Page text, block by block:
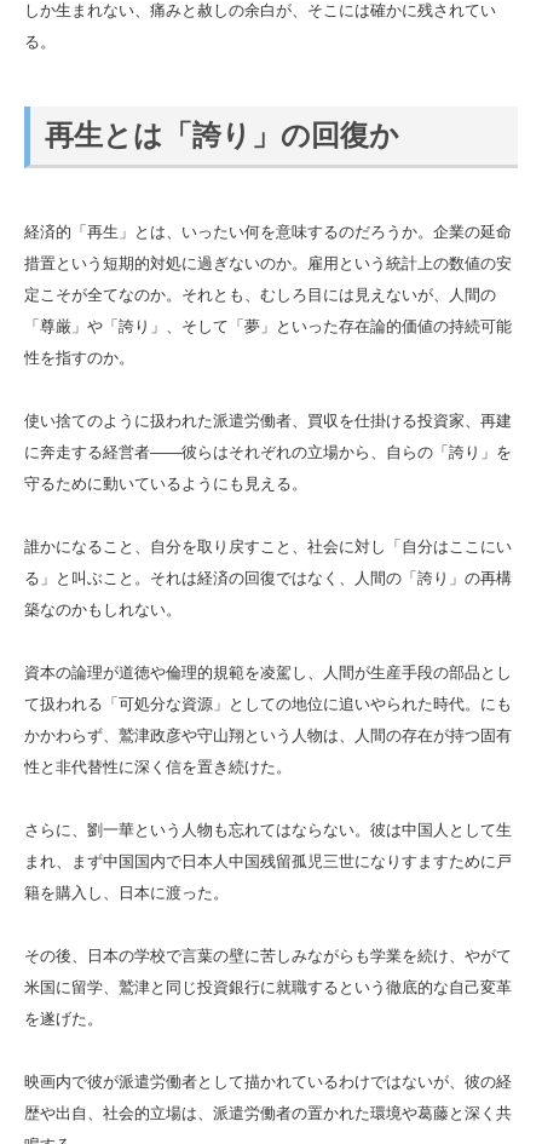
しか生まれない、痛みと赦しの余白が、そこには確かに残されてい
る。
再生とは「誇り」の回復か
経済的「再生」とは、いったい何を意味するのだろうか。企業の延命
措置という短期的対処に過ぎないのか。雇用という統計上の数値の安
定こそが全てなのか。それとも、むしろ目には見えないが、人間の
「尊厳」や「誇り」、そして「夢」といった存在論的価値の持続可能
性を指すのか。
使い捨てのように扱われた派遣労働者、買収を仕掛ける投資家、再建
に奔走する経営者――彼らはそれぞれの立場から、自らの「誇り」を
守るために動いているようにも見える。
誰かになること、自分を取り戻すこと、社会に対し「自分はここにい
る」と叫ぶこと。それは経済の回復ではなく、人間の「誇り」の再構
築なのかもしれない。
資本の論理が道徳や倫理的規範を凌駕し、人間が生産手段の部品とし
て扱われる「可処分な資源」としての地位に追いやられた時代。にも
かかわらず、鷲津政彦や守山翔という人物は、人間の存在が持つ固有
性と非代替性に深く信を置き続けた。
さらに、劉一華という人物も忘れてはならない。彼は中国人として生
まれ、まず中国国内で日本人中国残留孤児三世になりすますために戸
籍を購入し、日本に渡った。
その後、日本の学校で言葉の壁に苦しみながらも学業を続け、やがて
米国に留学、鷲津と同じ投資銀行に就職するという徹底的な自己変革
を遂げた。
映画内で彼が派遣労働者として描かれているわけではないが、彼の経
歴や出自、社会的立場は、派遣労働者の置かれた環境や葛藤と深く共